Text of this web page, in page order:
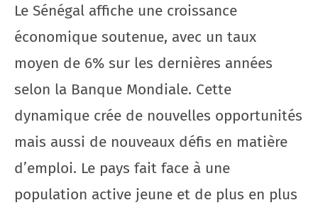
Le Sénégal affiche une croissance
économique soutenue, avec un taux
moyen de 6% sur les dernières années
selon la Banque Mondiale. Cette
dynamique crée de nouvelles opportunités
mais aussi de nouveaux défis en matière
d’emploi. Le pays fait face à une
population active jeune et de plus en plus